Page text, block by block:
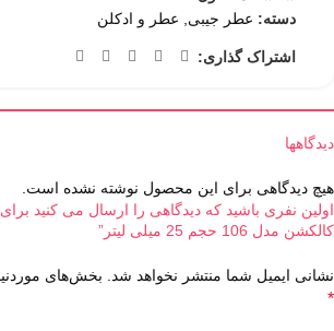
دسته: عطر جیبی, عطر و ادکلن
اشتراک گذاری:
دیدگاهها
هیچ دیدگاهی برای این محصول نوشته نشده است.
اولین نفری باشید که دیدگاهی را ارسال می کنید
کالکشن مدل 106 حجم 25 میلی لیتر”
نشانی ایمیل شما منتشر نخواهد شد. بخش‌های
*